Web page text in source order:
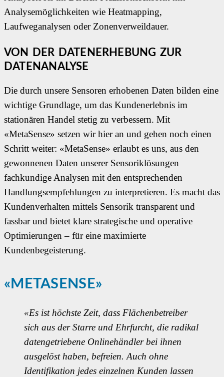
Analysemöglichkeiten wie Heatmapping,
Laufweganalysen oder Zonenverweildauer.
VON DER DATENERHEBUNG ZUR
DATENANALYSE
Die durch unsere Sensoren erhobenen Daten bilden eine
wichtige Grundlage, um das Kundenerlebnis im
stationären Handel stetig zu verbessern. Mit
«MetaSense» setzen wir hier an und gehen noch einen
Schritt weiter: «MetaSense» erlaubt es uns, aus den
gewonnenen Daten unserer Sensoriklösungen
fachkundige Analysen mit den entsprechenden
Handlungsempfehlungen zu interpretieren. Es macht das
Kundenverhalten mittels Sensorik transparent und
fassbar und bietet klare strategische und operative
Optimierungen – für eine maximierte
Kundenbegeisterung.
«METASENSE»
«Es ist höchste Zeit, dass Flächenbetreiber
sich aus der Starre und Ehrfurcht, die radikal
datengetriebene Onlinehändler bei ihnen
ausgelöst haben, befreien. Auch ohne
Identifikation jedes einzelnen Kunden lassen